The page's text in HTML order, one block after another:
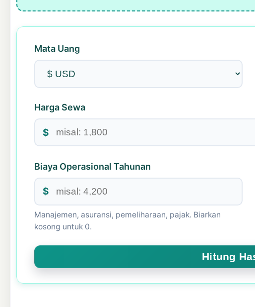
Mata Uang
Harga Sewa
$
Biaya Operasional Tahunan
$
Manajemen, asuransi, pemeliharaan, pajak. Biarkan
kosong untuk 0.